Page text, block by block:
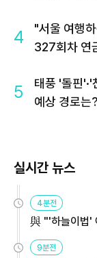
4
"서울 여행
327회차 연
5
태풍 '돌핀
예상 경로는?
실시간 뉴스
4분전
與 "'하늘이법'
9분전